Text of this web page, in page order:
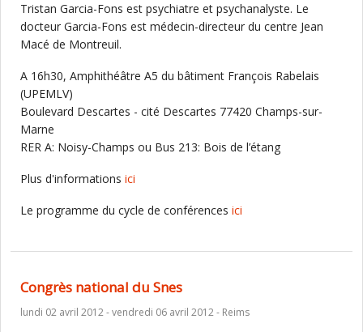
Tristan Garcia-Fons est psychiatre et psychanalyste. Le
docteur Garcia-Fons est médecin-directeur du centre Jean
Macé de Montreuil.
A 16h30, Amphithéâtre A5 du bâtiment François Rabelais
(UPEMLV)
Boulevard Descartes - cité Descartes 77420 Champs-sur-
Marne
RER A: Noisy-Champs ou Bus 213: Bois de l’étang
Plus d'informations ici
Le programme du cycle de conférences ici
Congrès national du Snes
lundi 02 avril 2012 - vendredi 06 avril 2012 - Reims